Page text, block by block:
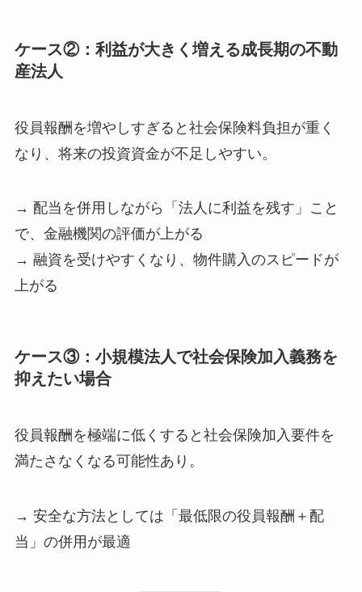
ケース②：利益が大きく増える成長期の不動
産法人
役員報酬を増やしすぎると社会保険料負担が重く
なり、将来の投資資金が不足しやすい。
→ 配当を併用しながら「法人に利益を残す」こと
で、金融機関の評価が上がる
→ 融資を受けやすくなり、物件購入のスピードが
上がる
ケース③：小規模法人で社会保険加入義務を
抑えたい場合
役員報酬を極端に低くすると社会保険加入要件を
満たさなくなる可能性あり。
→ 安全な方法としては「最低限の役員報酬＋配
当」の併用が最適